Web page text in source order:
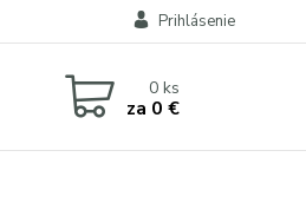
Prihlásenie
0ks
za 0 €